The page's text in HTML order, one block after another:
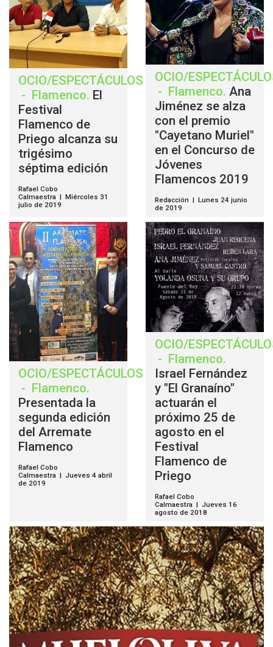
OCIO/ESPECTÁCULOS
- Flamenco. El
Festival
Flamenco de
Priego alcanza su
trigésimo
séptima edición
Rafael Cobo
Calmaestra | Miércoles 31
julio de 2019
OCIO/
- Flamenco. Ana
Jiménez se alza
con el premio
"Cayetano Muriel"
en el Concurso de
Jóvenes
Flamencos 2019
Redacción | Lunes 24 junio
de 2019
OCIO/ESPECTÁCULOS
- Flamenco.
Presentada la
segunda edición
del Arremate
Flamenco
Rafael Cobo
Calmaestra | Jueves 4 abril
de 2019
OCIO/
- Flamenco.
Israel Fernández
y "El Granaíno"
actuarán el
próximo 25 de
agosto en el
Festival
Flamenco de
Priego
Rafael Cobo
Calmaestra | Jueves 16
agosto de 2018